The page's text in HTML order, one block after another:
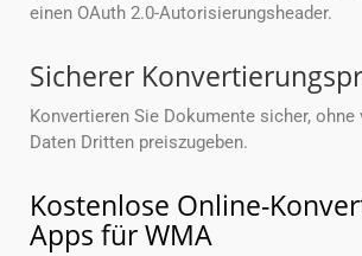
einen OAuth 2.0-Autorisierungsheader.
Sicherer
Konvertieren Sie Dokumente sicher, ohne
Daten Dritten preiszugeben.
Kostenlose Online-
Apps für WMA